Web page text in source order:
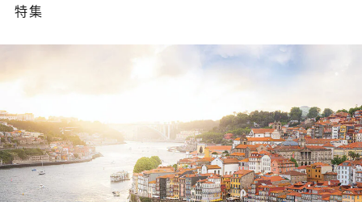
特集